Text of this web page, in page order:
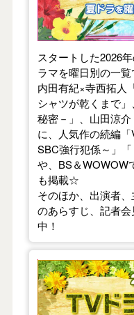
スタートした2026
ラマを曜日別の一覧
内田有紀×寺西拓人
シャツが乾くまで
秘密－」、山田涼
に、人気作の続編
SBC強行犯係～」「
や、BS＆WOWOW
も掲載☆
そのほか、出演者
のあらすじ、記者
中！
【2026年春】